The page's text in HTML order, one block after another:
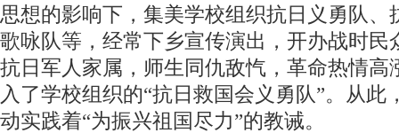
思想的影响下，集美学校组织抗日义勇队、
歌咏队等，经常下乡宣传演出，开办战时民
抗日军人家属，师生同仇敌忾，革命热情高
入了学校组织的“抗日救国会义勇队”。从此
动实践着“为振兴祖国尽力”的教诫。